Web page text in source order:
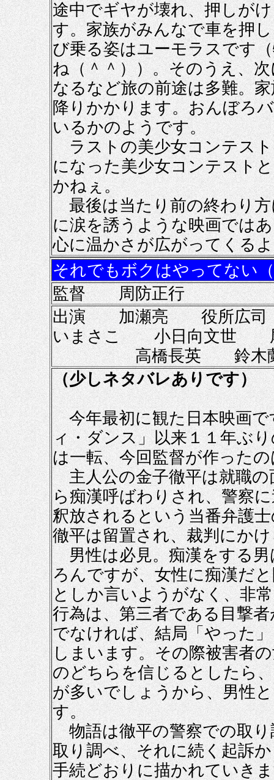
途中でギヤが壊れ、押しが
す。家族がみんなで車を押
び乗る姿はユーモラスです
ね（＾＾））。そのうえ、
なるなど旅の前途は多難。
降りかかります。おんぼろ
いるかのようです。
ラストの美少女コンテスト
になった美少女コンテスト
かねぇ。
最後は当たり前の終わり方
に涙を誘うような映画では
心に温かさが広がってくる
それでもボクはやってない
監督 周防正行
出演 加瀬亮 役所広
いまさこ 小日向文世
高橋長英 鈴木蘭
（少しネタバレありです）
今年最初に観た日本映画で
ィ・ダンス」以来１１年ぶ
は一転、今回監督が作った
主人公の金子徹平は就職の
ら痴漢呼ばわりされ、警察
釈放されるという当番弁護
徹平は留置され、裁判にか
男性は必見。痴漢をする男
ろんですが、女性に痴漢だ
としか言いようがなく、非
行為は、第三者である目撃
でなければ、結局「やった
しまいます。その際被害者
のどちらを信じるとしたら
が多いでしょうから、男性
す。
物語は徹平の警察での取り
取り調べ、それに続く起訴
手続どおりに描かれていき